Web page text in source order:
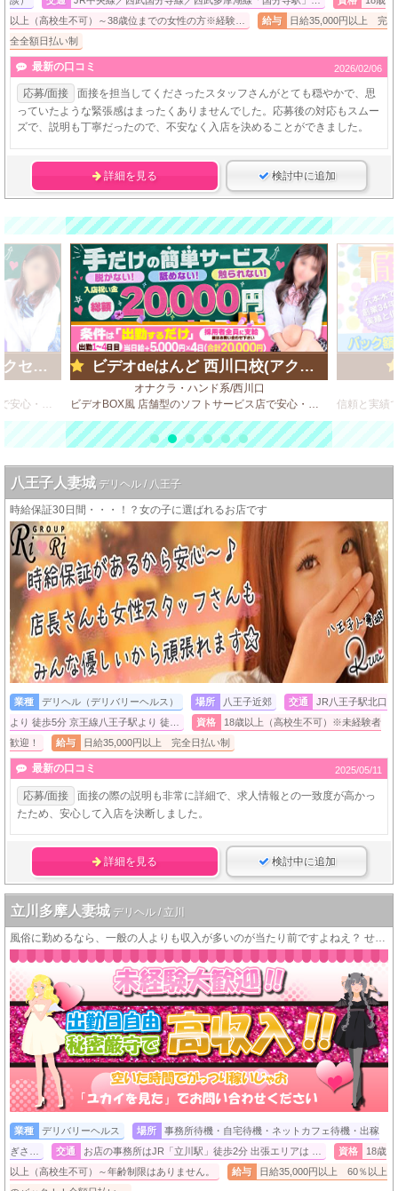
以上（高校生不可）～38歳位までの女性の方※経験…
給与
日給35,000円以上 完
全全額日払い制
最新の口コミ 2026/02/06
応募/面接
面接を担当してくださったスタッフさんがとても穏やかで、思
っていたような緊張感はまったくありませんでした。応募後の対応もスムー
ズで、説明も丁寧だったので、不安なく入店を決めることができました。
詳細を見る 検討中に追加
ープ)
ビデオBOX風 店舗型のソフトサービス店で安心・安全・高収入♪
ビデオdeはんど 西川口校(アクセスグループ)
オナクラ・ハンド系/西川口
ビデオBOX風 店舗型のソフトサービス店で安心・安全・高収入♪
八王子人妻城 デリヘル / 八王子
時給保証30日間・・・！？女の子に選ばれるお店です
業種 デリヘル（デリバリーヘルス） 場所 八王子近郊 交通
JR八王子駅北口
より 徒歩5分 京王線八王子駅より 徒…
資格
18歳以上（高校生不可）※未経験者
歓迎！
給与 日給35,000円以上 完全日払い制
最新の口コミ 2025/05/11
応募/面接
面接の際の説明も非常に詳細で、求人情報との一致度が高かっ
たため、安心して入店を決断しました。
詳細を見る 検討中に追加
立川多摩人妻城 デリヘル / 立川
風俗に勤めるなら、一般の人よりも収入が多いのが当たり前ですよねえ？ せっかく風俗に勤めるんだから稼ぎましょうよ (^o^)／ あずま
業種 デリバリーヘルス 場所
事務所待機・自宅待機・ネットカフェ待機・出稼
ぎさ…
交通 お店の事務所はJR「立川駅」徒歩2分 出張エリアは … 資格
18歳
以上（高校生不可）～年齢制限はありません。
給与
日給35,000円以上 60％以上